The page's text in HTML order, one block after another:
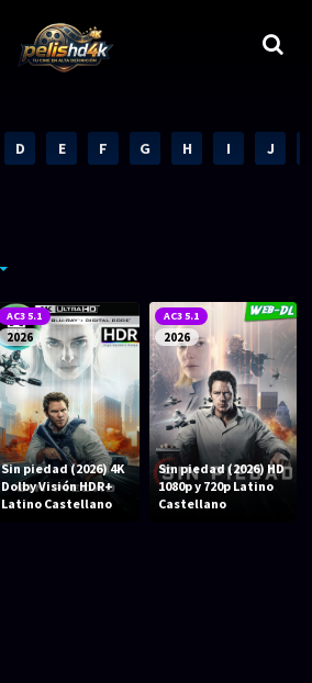
1080p Full HD
1080p REMUX
Animación
D E F G H I J
AC3 5.1
2026
Sin piedad (2026) 4K
Dolby Visión HDR+
Latino Castellano
AC3 5.1
2026
Sin piedad (2026) HD
1080p y 720p Latino
Castellano